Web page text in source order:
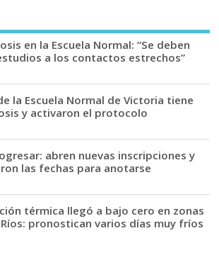
en la Escuela Normal: “Se deben
a los contactos estrechos”
la Escuela Normal de Victoria tiene
y activaron el protocolo
abren nuevas inscripciones y
las fechas para anotarse
térmica llegó a bajo cero en zonas
pronostican varios días muy fríos